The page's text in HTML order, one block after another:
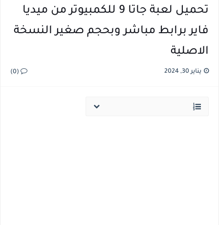
تحميل لعبة جاتا 9 للكمبيوتر من ميديا
فاير برابط مباشر وبحجم صغير النسخة
الاصلية
يناير 30, 2024 (0)